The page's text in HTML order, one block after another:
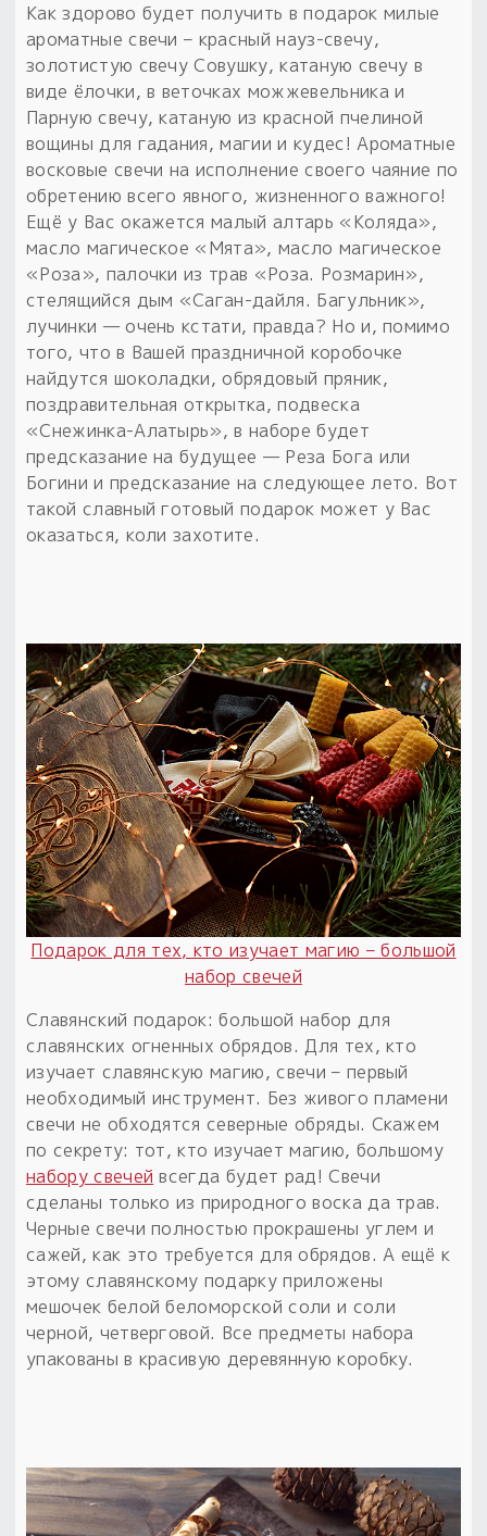
Как здорово будет получить в подарок милые
ароматные свечи – красный науз-свечу,
золотистую свечу Совушку, катаную свечу в
виде ёлочки, в веточках можжевельника и
Парную свечу, катаную из красной пчелиной
вощины для гадания, магии и кудес! Ароматные
восковые свечи на исполнение своего чаяние по
обретению всего явного, жизненного важного!
Ещё у Вас окажется малый алтарь «Коляда»,
масло магическое «Мята», масло магическое
«Роза», палочки из трав «Роза. Розмарин»,
стелящийся дым «Саган-дайля. Багульник»,
лучинки — очень кстати, правда? Но и, помимо
того, что в Вашей праздничной коробочке
найдутся шоколадки, обрядовый пряник,
поздравительная открытка, подвеска
«Снежинка-Алатырь», в наборе будет
предсказание на будущее — Реза Бога или
Богини и предсказание на следующее лето. Вот
такой славный готовый подарок может у Вас
оказаться, коли захотите.
Подарок для тех, кто изучает магию – большой
набор свечей
Славянский подарок: большой набор для
славянских огненных обрядов. Для тех, кто
изучает славянскую магию, свечи – первый
необходимый инструмент. Без живого пламени
свечи не обходятся северные обряды. Скажем
по секрету: тот, кто изучает магию, большому
набору свечей всегда будет рад! Свечи
сделаны только из природного воска да трав.
Черные свечи полностью прокрашены углем и
сажей, как это требуется для обрядов. А ещё к
этому славянскому подарку приложены
мешочек белой беломорской соли и соли
черной, четверговой. Все предметы набора
упакованы в красивую деревянную коробку.